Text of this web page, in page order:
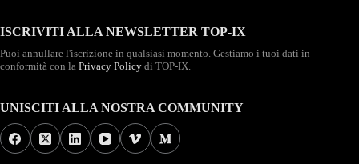
ISCRIVITI ALLA NEWSLETTER TOP-IX
Puoi annullare l'iscrizione in qualsiasi momento. Gestiamo i tuoi dati in
conformità con la Privacy Policy di TOP-IX.
UNISCITI ALLA NOSTRA COMMUNITY